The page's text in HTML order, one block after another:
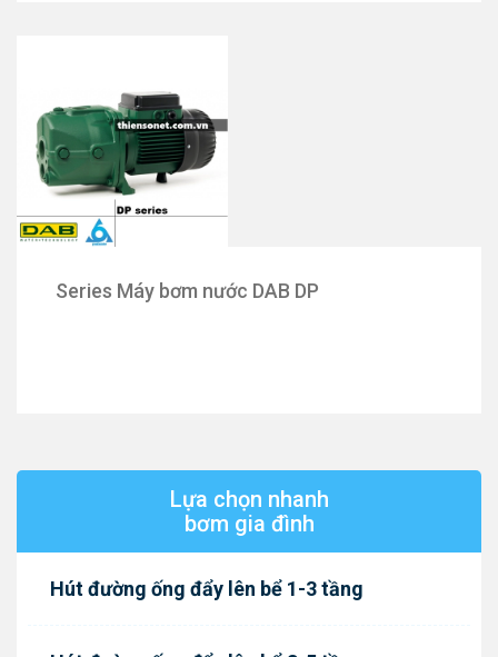
Series Máy bơm nước DAB DP
Lựa chọn nhanh
bơm gia đình
Hút đường ống đẩy lên bể 1-3 tầng